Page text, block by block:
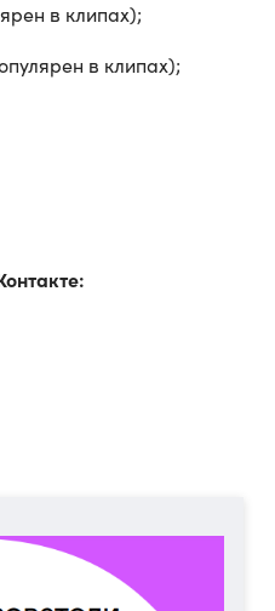
в клипах);
в клипах);